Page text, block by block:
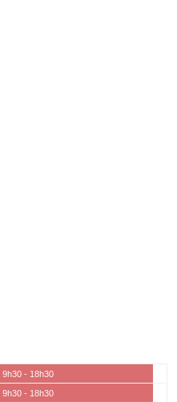
9h30 - 18h30
9h30 - 18h30